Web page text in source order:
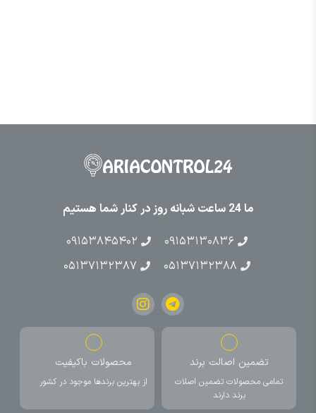
ما 24 ساعت شبانه روز در کنار شما هستیم
۰۹۱۵۳۱۳۰۸۳۶
۰۹۱۵۳۸۴۵۴۰۲
۰۵۱۳۷۱۳۲۳۸۸
۰۵۱۳۷۱۳۲۳۸۷
تضمین اصالت برند
تمامی محصولات تضمین اصلات
برند دارند
محصولات باکیفیت
از بهترین برندها موجود در کشور